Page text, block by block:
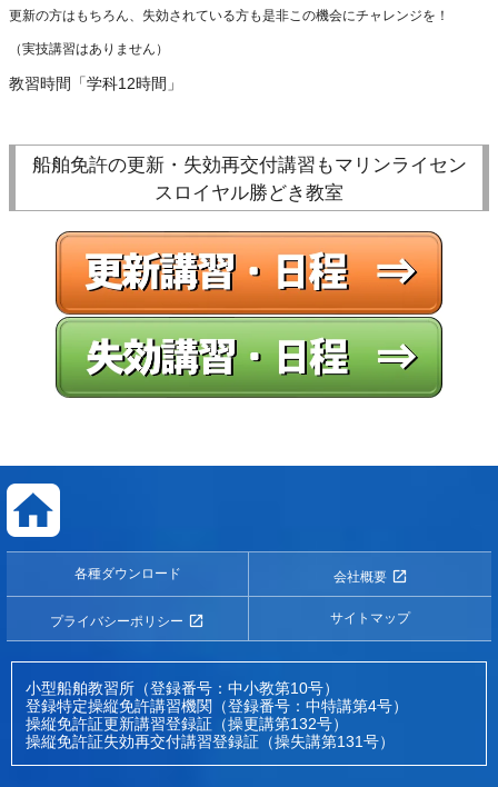
更新の方はもちろん、失効されている方も是非この機会にチャレンジを！
（実技講習はありません）
教習時間「学科12時間」
船舶免許の更新・失効再交付講習もマリンライセン
スロイヤル勝どき教室
各種ダウンロード 会社概要
プライバシーポリシー サイトマップ
小型船舶教習所（登録番号：中小教第10号）
登録特定操縦免許講習機関（登録番号：中特講第4号）
操縦免許証更新講習登録証（操更講第132号）
操縦免許証失効再交付講習登録証（操失講第131号）